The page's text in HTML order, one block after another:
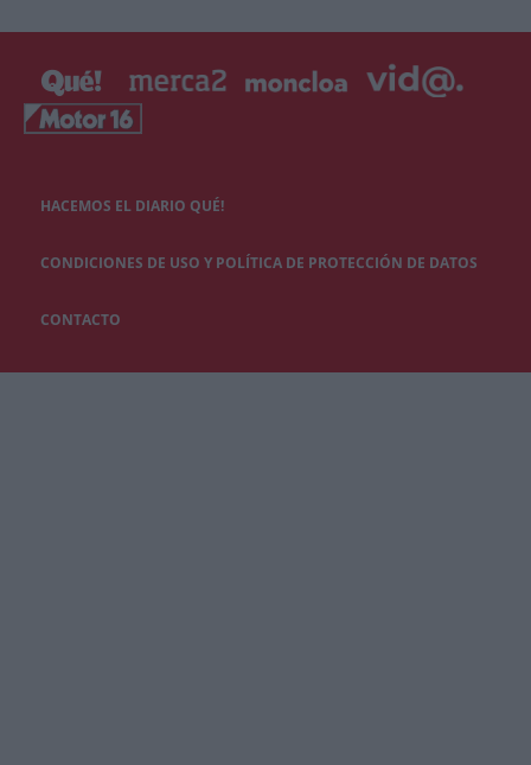
HACEMOS EL DIARIO QUÉ!
CONDICIONES DE USO Y POLÍTICA DE PROTECCIÓN DE DATOS
CONTACTO